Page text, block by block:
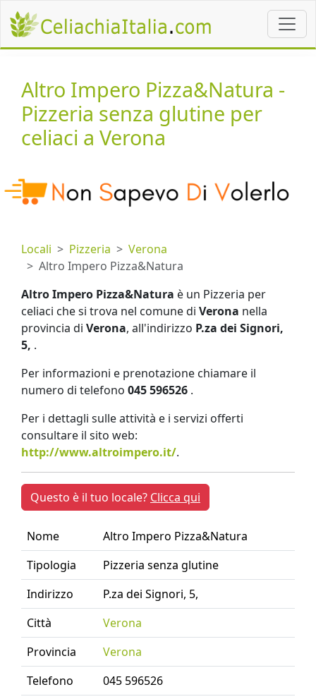
Altro Impero Pizza&Natura -
Pizzeria senza glutine per
celiaci a Verona
Locali Pizzeria
Verona
Altro Impero Pizza&Natura
Altro Impero Pizza&Natura è un Pizzeria per
celiaci che si trova nel comune di Verona nella
provincia di Verona, all'indirizzo P.za dei Signori,
5, .
Per informazioni e prenotazione chiamare il
numero di telefono 045 596526 .
Per i dettagli sulle attività e i servizi offerti
consultare il sito web:
http://www.altroimpero.it/.
Questo è il tuo locale? Clicca qui
Nome
Altro Impero Pizza&Natura
Tipologia
Pizzeria senza glutine
Indirizzo
P.za dei Signori, 5,
Città
Verona
Provincia
Verona
Telefono
045 596526